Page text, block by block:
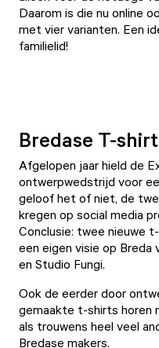
Daarom is die nu online
met vier varianten. Een
familielid!
Bredase T-
Afgelopen jaar hield de
ontwerpwedstrijd voor
geloof het of niet, de
kregen op social media
Conclusie: twee nieuwe
een eigen visie op Breda
en Studio Fungi.
Ook de eerder door
gemaakte t-shirts horen
als trouwens heel veel
Bredase makers.